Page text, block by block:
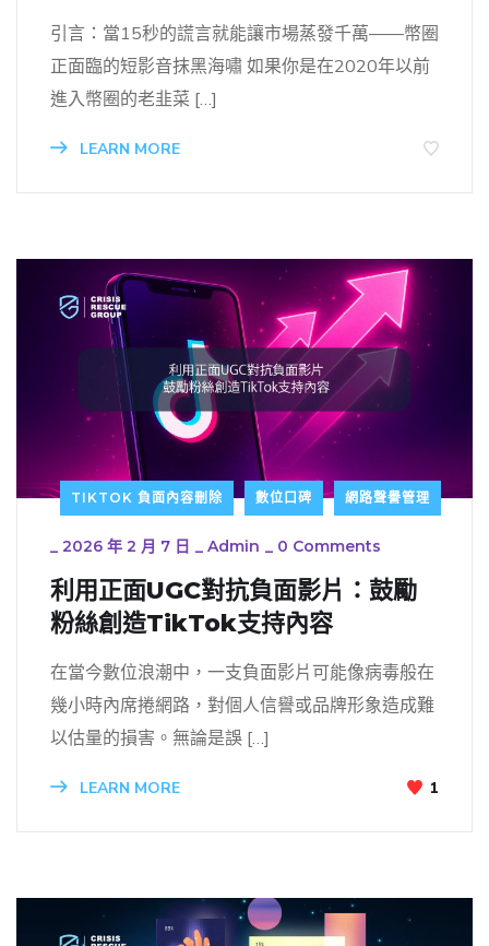
引言：當15秒的謊言就能讓市場蒸發千萬——幣圈
正面臨的短影音抹黑海嘯 如果你是在2020年以前
進入幣圈的老韭菜 […]
LEARN MORE
TIKTOK 負面內容刪除 數位口碑 網路聲譽管理
_ 2026 年 2 月 7 日 _ Admin _ 0 Comments
利用正面UGC對抗負面影片：鼓勵
粉絲創造TikTok支持內容
在當今數位浪潮中，一支負面影片可能像病毒般在
幾小時內席捲網路，對個人信譽或品牌形象造成難
以估量的損害。無論是誤 […]
LEARN MORE 1